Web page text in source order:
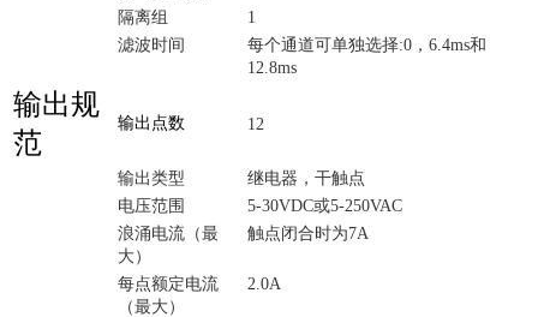
隔离组
1
滤波时间
每个通道可单独选择:0，6.4ms和
12.8ms
输出规
范
输出点数 12
输出类型
继电器，干触点
电压范围
5-30VDC或5-250VAC
浪涌电流（最
大）
触点闭合时为7A
每点额定电流
（最大）
2.0A